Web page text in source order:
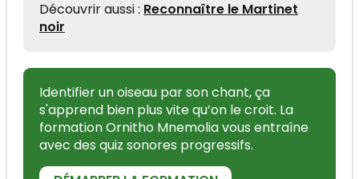
Découvrir aussi : Reconnaître le Martinet
noir
Identifier un oiseau par son chant, ça
s'apprend bien plus vite qu’on le croit. La
formation Ornitho Mnemolia vous entraîne
avec des quiz sonores progressifs.